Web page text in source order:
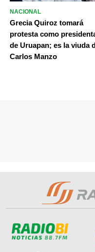
NACIONAL
Grecia Quiroz tomará
protesta como
de Uruapan; es la viuda
Carlos Manzo